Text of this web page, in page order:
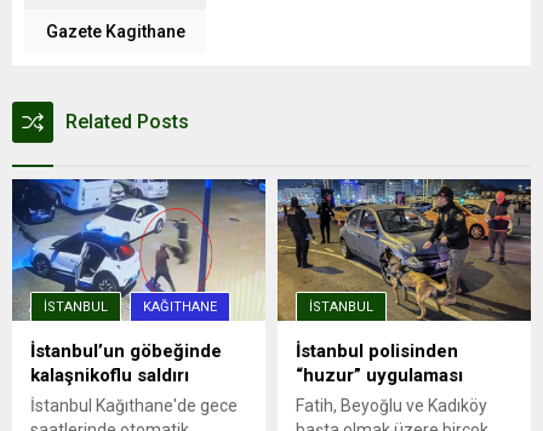
Gazete Kagithane
Related Posts
İSTANBUL KAĞITHANE
İstanbul’un göbeğinde
kalaşnikoflu saldırı
İstanbul Kağıthane'de gece
İSTANBUL
İstanbul polisinden
“huzur” uygulaması
Fatih, Beyoğlu ve Kadıköy